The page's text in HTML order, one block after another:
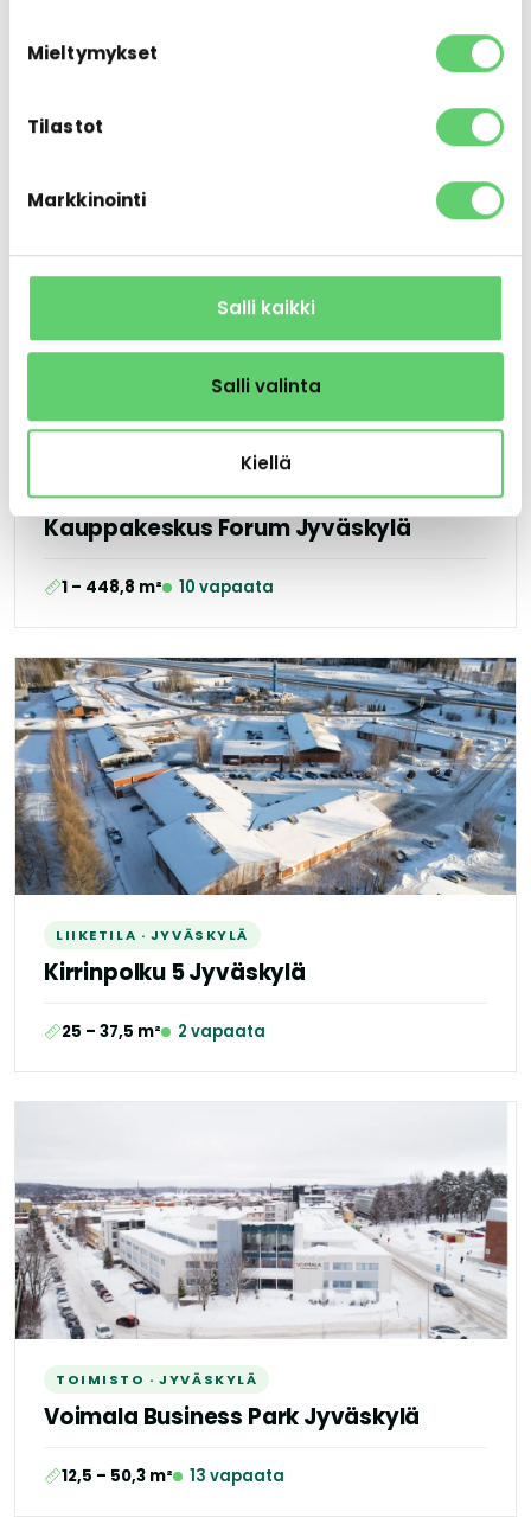
Mieltymykset
Tilastot
Markkinointi
Salli kaikki
Salli valinta
Kiellä
LIIKETILA · JYVÄSKYLÄ
Kauppakeskus Forum Jyväskylä
1 – 448,8 m² 10 vapaata
LIIKETILA · JYVÄSKYLÄ
Kirrinpolku 5 Jyväskylä
25 – 37,5 m² 2 vapaata
TOIMISTO · JYVÄSKYLÄ
Voimala Business Park Jyväskylä
12,5 – 50,3 m² 13 vapaata